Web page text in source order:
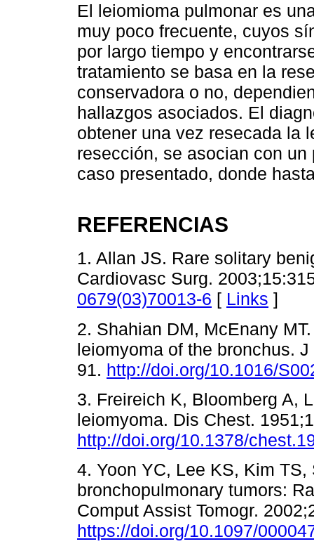
El leiomioma pulmonar es
muy poco frecuente, cuyos
por largo tiempo y
tratamiento se basa en la
conservadora o no,
hallazgos asociados. El
obtener una vez resecada la
resección, se asocian con
caso presentado, donde
REFERENCIAS
1. Allan JS. Rare solitary
Cardiovasc Surg.
0679(03)70013-6 [ Links ]
2. Shahian DM, McEnany
leiomyoma of the bronchus.
91. http://doi.org/10.1016/
3. Freireich K, Bloomberg A,
leiomyoma. Dis Chest.
http://doi.org/10.1378/
4. Yoon YC, Lee KS, Kim
bronchopulmonary tumors:
Comput Assist Tomogr.
https://doi.org/10.1097/